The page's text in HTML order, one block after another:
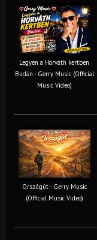
Legyen a Horváth kertben
Budán - Gerry Music (Official
Music Video)
Országút - Gerry Music
(Official Music Video)